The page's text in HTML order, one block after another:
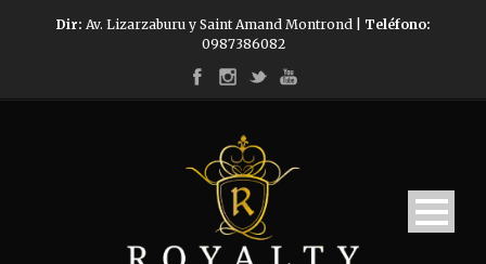
Dir: Av. Lizarzaburu y Saint Amand Montrond | Teléfono:
0987386082